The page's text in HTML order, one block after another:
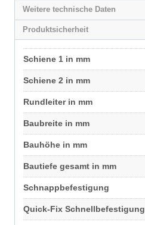
Weitere technische Daten
Produktsicherheit
Schiene 1 in mm
Schiene 2 in mm
Rundleiter in mm
Baubreite in mm
Bauhöhe in mm
Bautiefe gesamt in mm
Schnappbefestigung
Quick-Fix Schnellbefestigung